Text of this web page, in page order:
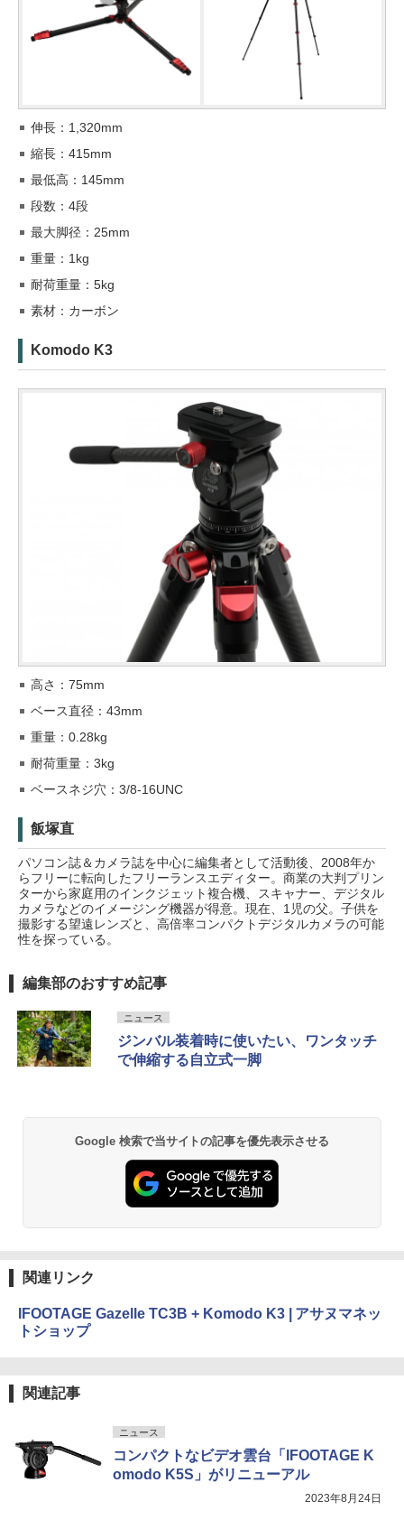
伸長：1,320mm
縮長：415mm
最低高：145mm
段数：4段
最大脚径：25mm
重量：1kg
耐荷重量：5kg
素材：カーボン
Komodo K3
高さ：75mm
ベース直径：43mm
重量：0.28kg
耐荷重量：3kg
ベースネジ穴：3/8-16UNC
飯塚直
パソコン誌＆カメラ誌を中心に編集者として活動後、2008年か
らフリーに転向したフリーランスエディター。商業の大判プリン
ターから家庭用のインクジェット複合機、スキャナー、デジタル
カメラなどのイメージング機器が得意。現在、1児の父。子供を
撮影する望遠レンズと、高倍率コンパクトデジタルカメラの可能
性を探っている。
編集部のおすすめ記事
ニュース
ジンバル装着時に使いたい、ワンタッチ
で伸縮する自立式一脚
Google 検索で当サイトの記事を優先表示させる
関連リンク
IFOOTAGE Gazelle TC3B + Komodo K3 | アサヌマネッ
トショップ
関連記事
ニュース
コンパクトなビデオ雲台「IFOOTAGE K
omodo K5S」がリニューアル
2023年8月24日